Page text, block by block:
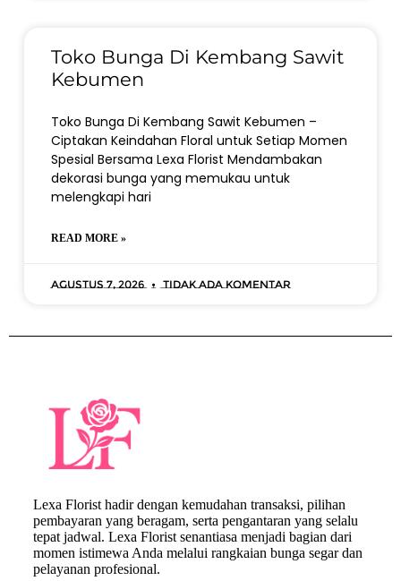
Toko Bunga Di Kembang Sawit
Kebumen
Toko Bunga Di Kembang Sawit Kebumen –
Ciptakan Keindahan Floral untuk Setiap Momen
Spesial Bersama Lexa Florist Mendambakan
dekorasi bunga yang memukau untuk
melengkapi hari
READ MORE »
Agustus 7, 2026 Tidak ada komentar
Lexa Florist hadir dengan kemudahan transaksi, pilihan
pembayaran yang beragam, serta pengantaran yang selalu
tepat jadwal. Lexa Florist senantiasa menjadi bagian dari
momen istimewa Anda melalui rangkaian bunga segar dan
pelayanan profesional.